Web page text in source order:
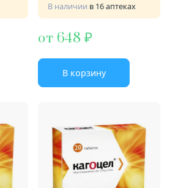
В наличии в 16 аптеках
от 648
В корзину